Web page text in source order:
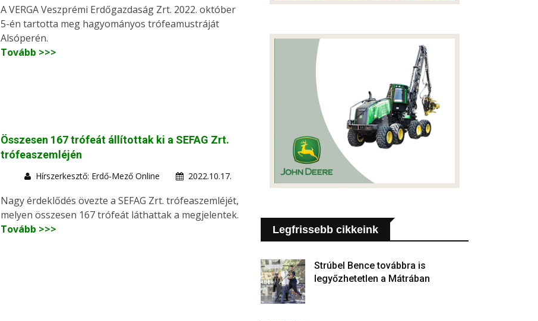
A VERGA Veszprémi Erdőgazdaság Zrt. 2022. október
5-én tartotta meg hagyományos trófeamustráját
Alsóperén.
Tovább >>>
Összesen 167 trófeát állítottak ki a SEFAG Zrt.
trófeaszemléjén
Hírszerkesztő: Erdő-Mező Online 2022.10.17.
Nagy érdeklődés övezte a SEFAG Zrt. trófeaszemléjét,
melyen összesen 167 trófeát láthattak a megjelentek.
Tovább >>>
Legfrissebb cikkeink
Strúbel Bence továbbra is
legyőzhetetlen a Mátrában